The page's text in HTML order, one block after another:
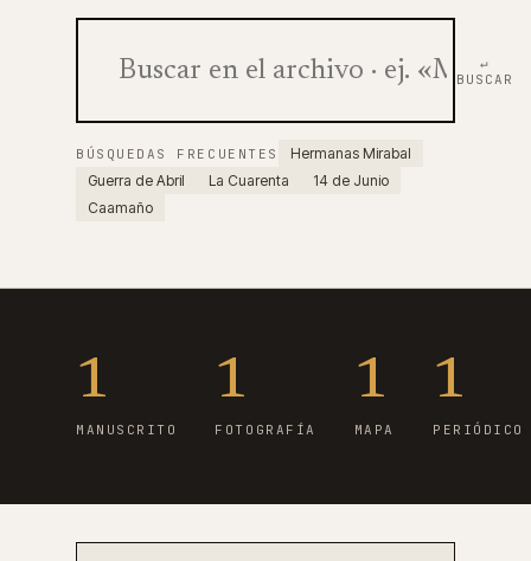
↵
BUSCAR
BÚSQUEDAS FRECUENTES
Hermanas Mirabal
Guerra de Abril
La Cuarenta
14 de Junio
Caamaño
1
MANUSCRITO
1
FOTOGRAFÍA
1
MAPA
1
PERIÓDICO